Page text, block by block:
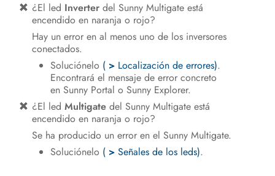
¿El led Inverter del Sunny Multigate está
encendido en naranja o rojo?
Hay un error en al menos uno de los inversores
conectados.
Soluciónelo ( > Localización de errores).
Encontrará el mensaje de error concreto
en Sunny Portal o Sunny Explorer.
¿El ledMultigate del Sunny Multigate está
encendido en naranja o rojo?
Se ha producido un error en el Sunny Multigate.
Soluciónelo ( >Señales de los leds).